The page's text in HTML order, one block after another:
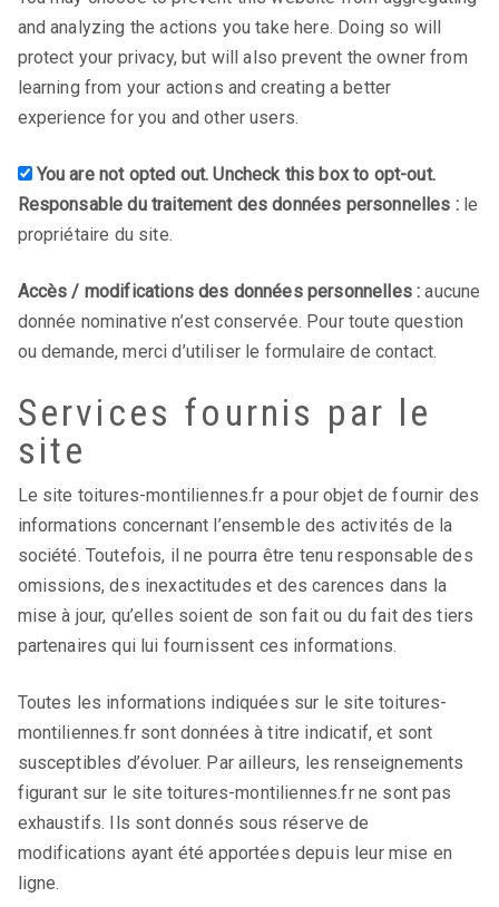
and analyzing the actions you take here. Doing so will
protect your privacy, but will also prevent the owner from
learning from your actions and creating a better
experience for you and other users.
You are not opted out. Uncheck this box to opt-out.
Responsable du traitement des données personnelles :le
propriétaire du site.
Accès / modifications des données personnelles : aucune
donnée nominative n’est conservée. Pour toute question
ou demande, merci d’utiliser le formulaire de contact.
Services fournis par le
site
Le site toitures-montiliennes.fr a pour objet de fournir des
informations concernant l’ensemble des activités de la
société. Toutefois, il ne pourra être tenu responsable des
omissions, des inexactitudes et des carences dans la
mise à jour, qu’elles soient de son fait ou du fait des tiers
partenaires qui lui fournissent ces informations.
Toutes les informations indiquées sur le site toitures-
montiliennes.fr sont données à titre indicatif, et sont
susceptibles d’évoluer. Par ailleurs, les renseignements
figurant sur le site toitures-montiliennes.fr ne sont pas
exhaustifs. Ils sont donnés sous réserve de
modifications ayant été apportées depuis leur mise en
ligne.